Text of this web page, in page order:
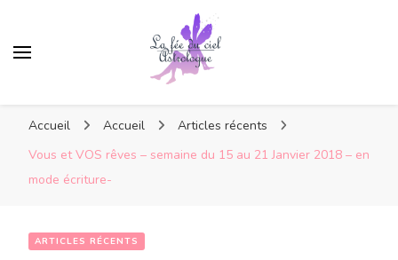
Accueil Accueil
Articles récents
Vous et VOS rêves – semaine du 15 au 21 Janvier 2018 – en
mode écriture-
ARTICLES RÉCENTS